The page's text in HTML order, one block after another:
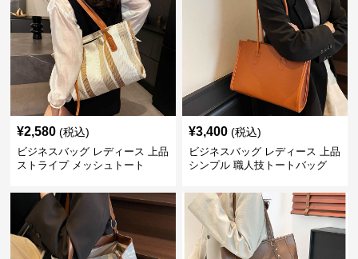
¥2,580 (税込)
ビジネスバッグ レディース 上品
ストライプ メッシュトート
¥3,400 (税込)
ビジネスバッグ レディース 上品
シンプル 職人技トートバッグ